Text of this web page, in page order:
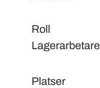
Roll
Lagerarbetare
Platser